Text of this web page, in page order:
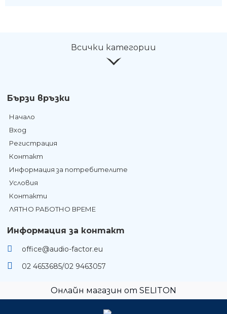
Всички категории
Бързи връзки
Начало
Вход
Регистрация
Контакт
Информация за потребителите
Условия
Контакти
ЛЯТНО РАБОТНО ВРЕМЕ
Информация за контакт
office@audio-factor.eu
02 4653685/02 9463057
Онлайн магазин от SELITON